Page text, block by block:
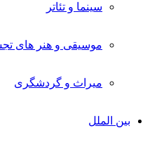
سینما و تئاتر
موسیقی و هنر های
میراث و گردشگری
بین الملل